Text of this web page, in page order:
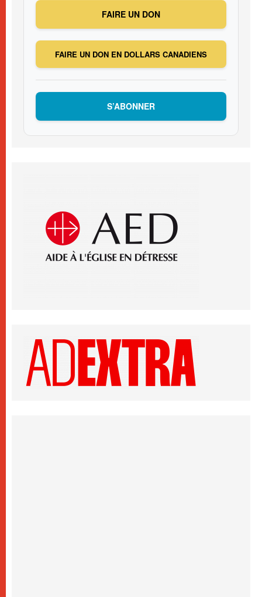
FAIRE UN DON
FAIRE UN DON EN DOLLARS CANADIENS
S’ABONNER